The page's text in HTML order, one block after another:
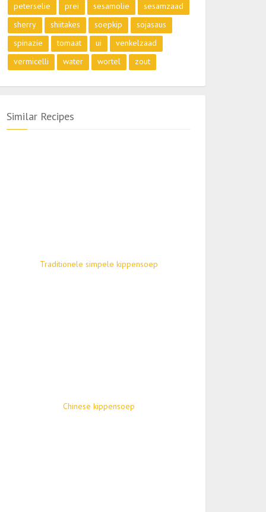
peterselie
prei sesamolie
sesamzaad
sherry
shiitakes soepkip
sojasaus
spinazie
tomaat ui
venkelzaad
vermicelli
water wortel zout
Similar Recipes
Traditionele simpele kippensoep
Chinese kippensoep